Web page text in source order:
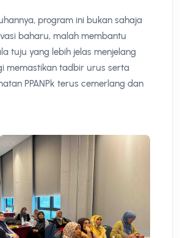
program ini bukan sahaja
baharu, malah membantu
tuju yang lebih jelas menjelang
memastikan tadbir urus serta
PPANPk terus cemerlang dan